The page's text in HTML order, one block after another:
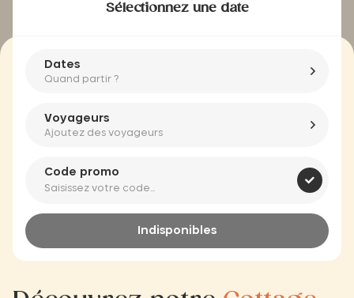
Sélectionnez une date
Dates
Quand partir ?
Voyageurs
Ajoutez des voyageurs
Code promo
Indisponibles